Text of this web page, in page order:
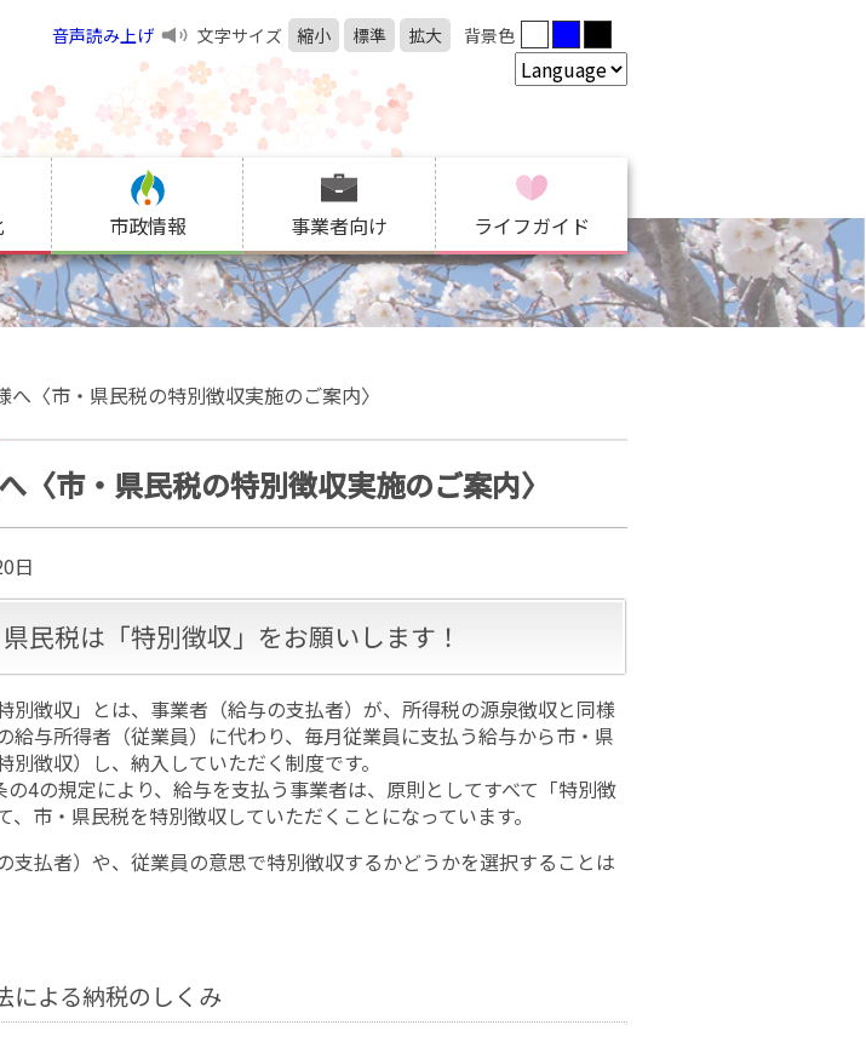
音声読み上げ 文字サイズ 縮小 標準 拡大 背景色
市政情報 事業者向け ライフガイド
へ〈市・県民税の特別徴収実施のご案内〉
〈市・県民税の特別徴収実施のご案内〉
日
民税は「特別徴収」をお願いします！
別徴収」とは、事業者（給与の支払者）が、所得税の源泉徴収と同様
給与所得者（従業員）に代わり、毎月従業員に支払う給与から市・県
別徴収）し、納入していただく制度です。
4の規定により、給与を支払う事業者は、原則としてすべて「特別徴
、市・県民税を特別徴収していただくことになっています。
支払者）や、従業員の意思で特別徴収するかどうかを選択することは
による納税のしくみ